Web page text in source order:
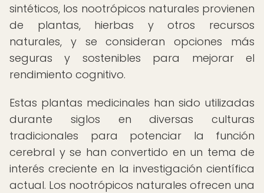
sintéticos, los nootrópicos naturales provienen
de plantas, hierbas y otros recursos
naturales, y se consideran opciones más
seguras y sostenibles para mejorar el
rendimiento cognitivo.
Estas plantas medicinales han sido utilizadas
durante siglos en diversas culturas
tradicionales para potenciar la función
cerebral y se han convertido en un tema de
interés creciente en la investigación científica
actual. Los nootrópicos naturales ofrecen una